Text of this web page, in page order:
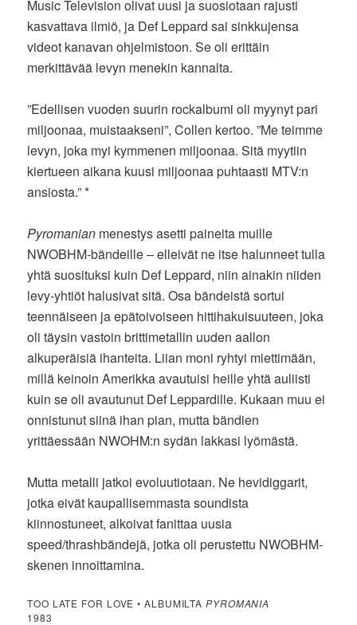
Music Television olivat uusi ja suosiotaan rajusti
kasvattava ilmiö, ja Def Leppard sai sinkkujensa
videot kanavan ohjelmistoon. Se oli erittäin
merkittävää levyn menekin kannalta.
”Edellisen vuoden suurin rockalbumi oli myynyt pari
miljoonaa, muistaakseni”, Collen kertoo. ”Me teimme
levyn, joka myi kymmenen miljoonaa. Sitä myytiin
kiertueen aikana kuusi miljoonaa puhtaasti MTV:n
ansiosta.” *
Pyromanian menestys asetti paineita muille
NWOBHM-bändeille – elleivät ne itse halunneet tulla
yhtä suosituksi kuin Def Leppard, niin ainakin niiden
levy-yhtiöt halusivat sitä. Osa bändeistä sortui
teennäiseen ja epätoivoiseen hittihakuisuuteen, joka
oli täysin vastoin brittimetallin uuden aallon
alkuperäisiä ihanteita. Liian moni ryhtyi miettimään,
millä keinoin Amerikka avautuisi heille yhtä auliisti
kuin se oli avautunut Def Leppardille. Kukaan muu ei
onnistunut siinä ihan pian, mutta bändien
yrittäessään NWOHM:n sydän lakkasi lyömästä.
Mutta metalli jatkoi evoluutiotaan. Ne hevidiggarit,
jotka eivät kaupallisemmasta soundista
kiinnostuneet, alkoivat fanittaa uusia
speed/thrashbändejä, jotka oli perustettu NWOBHM-
skenen innoittamina.
TOO LATE FOR LOVE • ALBUMILTAPYROMANIA
1983